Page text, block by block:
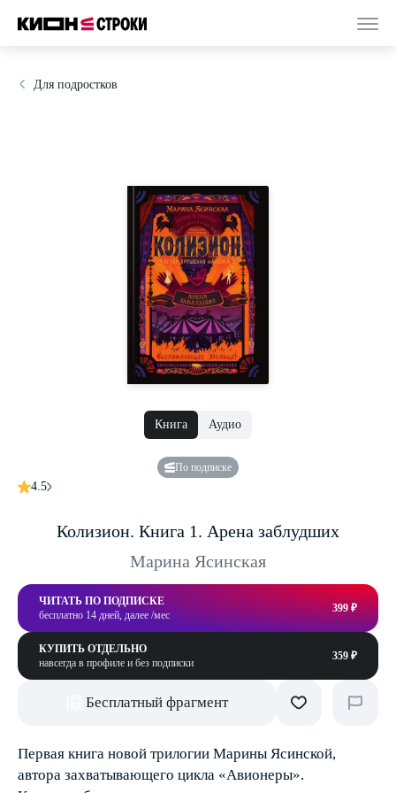
Для подростков
Книга Аудио
По подписке
4.5
Колизион. Книга 1. Арена заблудших
Марина Ясинская
ЧИТАТЬ ПО ПОДПИСКЕ
бесплатно 14 дней, далее /мес
399 ₽
КУПИТЬ ОТДЕЛЬНО
навсегда в профиле и без подписки
359 ₽
Бесплатный фрагмент
Первая книга новой трилогии Марины Ясинской,
автора захватывающего цикла «Авионеры».